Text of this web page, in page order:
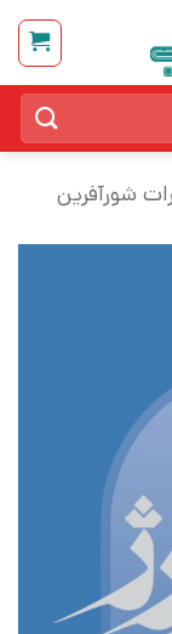
شورآفرین